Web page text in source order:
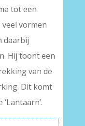
tot een
vormen
daarbij
Hij toont een
van de
Dit komt